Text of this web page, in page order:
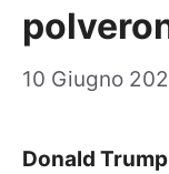
10 Giugno
Donald